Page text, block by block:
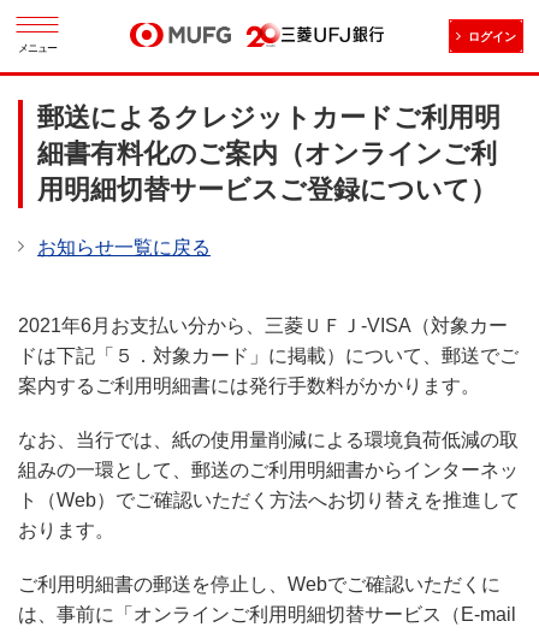
メニュー
ログイン
郵送によるクレジットカードご利用明
細書有料化のご案内（オンラインご利
用明細切替サービスご登録について）
お知らせ一覧に戻る
2021年6月お支払い分から、三菱ＵＦＪ-VISA（対象カー
ドは下記「５．対象カード」に掲載）について、郵送でご
案内するご利用明細書には発行手数料がかかります。
なお、当行では、紙の使用量削減による環境負荷低減の取
組みの一環として、郵送のご利用明細書からインターネッ
ト（Web）でご確認いただく方法へお切り替えを推進して
おります。
ご利用明細書の郵送を停止し、Webでご確認いただくに
は、事前に「オンラインご利用明細切替サービス（E-mail